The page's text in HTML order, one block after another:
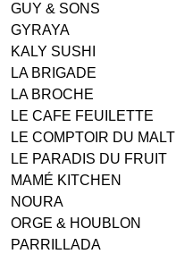
GUY & SONS
GYRAYA
KALY SUSHI
LA BRIGADE
LA BROCHE
LE CAFE FEUILETTE
LE COMPTOIR DU MALT
LE PARADIS DU FRUIT
MAMÉ KITCHEN
NOURA
ORGE & HOUBLON
PARRILLADA